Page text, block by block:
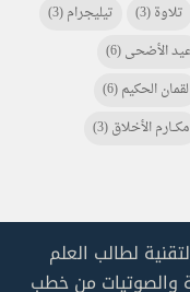
تلاوة(3) تيليجرام(3)
الأضحى(6)
لقمان الحكيم(6)
مكـــارم الأخلاق(3)
لطالب العلم
والصوتيات من خطب